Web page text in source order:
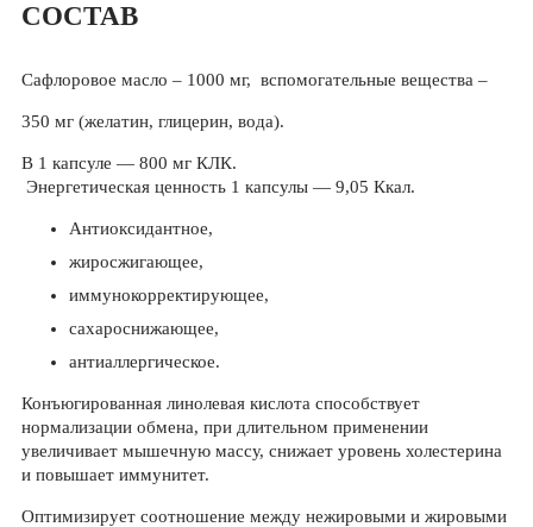
СОСТАВ
Сафлоровое масло – 1000 мг, вспомогательные вещества –
350 мг (желатин, глицерин, вода).
В 1 капсуле — 800 мг КЛК.
Энергетическая ценность 1 капсулы — 9,05 Ккал.
Антиоксидантное,
жиросжигающее,
иммунокорректирующее,
сахароснижающее,
антиаллергическое.
Конъюгированная линолевая кислота способствует
нормализации обмена, при длительном применении
увеличивает мышечную массу, снижает уровень холестерина
и повышает иммунитет.
Оптимизирует соотношение между нежировыми и жировыми